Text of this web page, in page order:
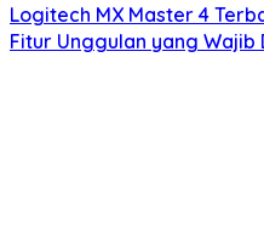
Logitech MX Master 4
Fitur Unggulan yang Wajib